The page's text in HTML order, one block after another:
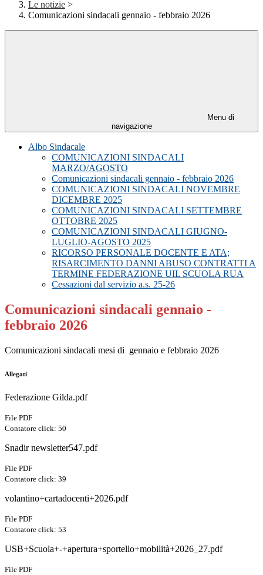
Le notizie >
Comunicazioni sindacali gennaio - febbraio 2026
Menu di
navigazione
Albo Sindacale
COMUNICAZIONI SINDACALI
MARZO/AGOSTO
Comunicazioni sindacali gennaio - febbraio 2026
COMUNICAZIONI SINDACALI NOVEMBRE
DICEMBRE 2025
COMUNICAZIONI SINDACALI SETTEMBRE
OTTOBRE 2025
COMUNICAZIONI SINDACALI GIUGNO-
LUGLIO-AGOSTO 2025
RICORSO PERSONALE DOCENTE E ATA;
RISARCIMENTO DANNI ABUSO CONTRATTI A
TERMINE FEDERAZIONE UIL SCUOLA RUA
Cessazioni dal servizio a.s. 25-26
Comunicazioni sindacali gennaio -
febbraio 2026
Comunicazioni sindacali mesi di gennaio e febbraio 2026
Allegati
Federazione Gilda.pdf
File PDF
Contatore click: 50
Snadir newsletter547.pdf
File PDF
Contatore click: 39
volantino+cartadocenti+2026.pdf
File PDF
Contatore click: 53
USB+Scuola+-+apertura+sportello+mobilità+2026_27.pdf
File PDF